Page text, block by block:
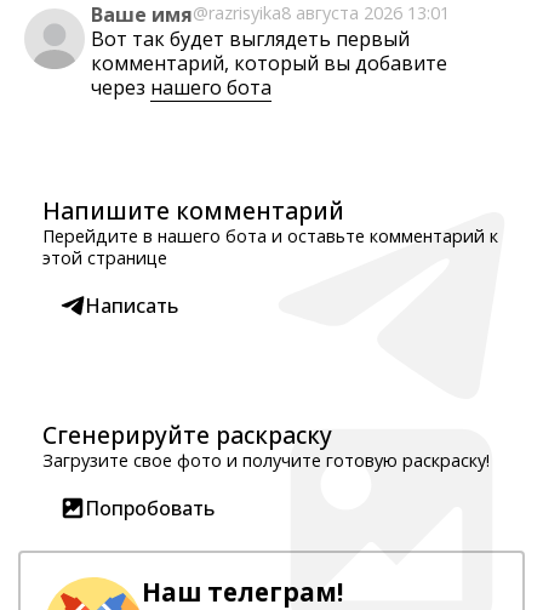
Ваше имя@razrisyika8 августа 2026 13:01
Вот так будет выглядеть первый
комментарий, который вы добавите
через нашего бота
Напишите комментарий
Перейдите в нашего бота и оставьте комментарий к
этой странице
Написать
Сгенерируйте раскраску
Загрузите свое фото и получите готовую раскраску!
Попробовать
Наш телеграм!